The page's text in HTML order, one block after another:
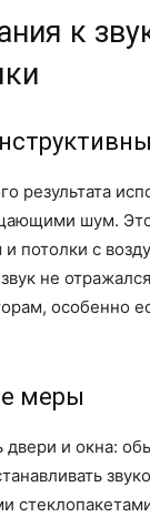
к
результата
шум.
потолки с
не
особенно
меры
и окна: